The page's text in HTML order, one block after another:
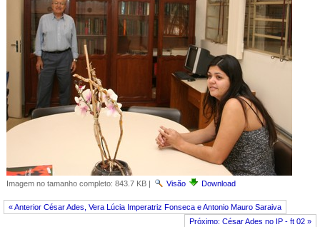
Imagem no tamanho completo: 843.7 KB| Visão Download
« Anterior César Ades, Vera Lúcia Imperatriz Fonseca e Antonio Mauro Saraiva
Próximo: César Ades no IP - ft 02 »